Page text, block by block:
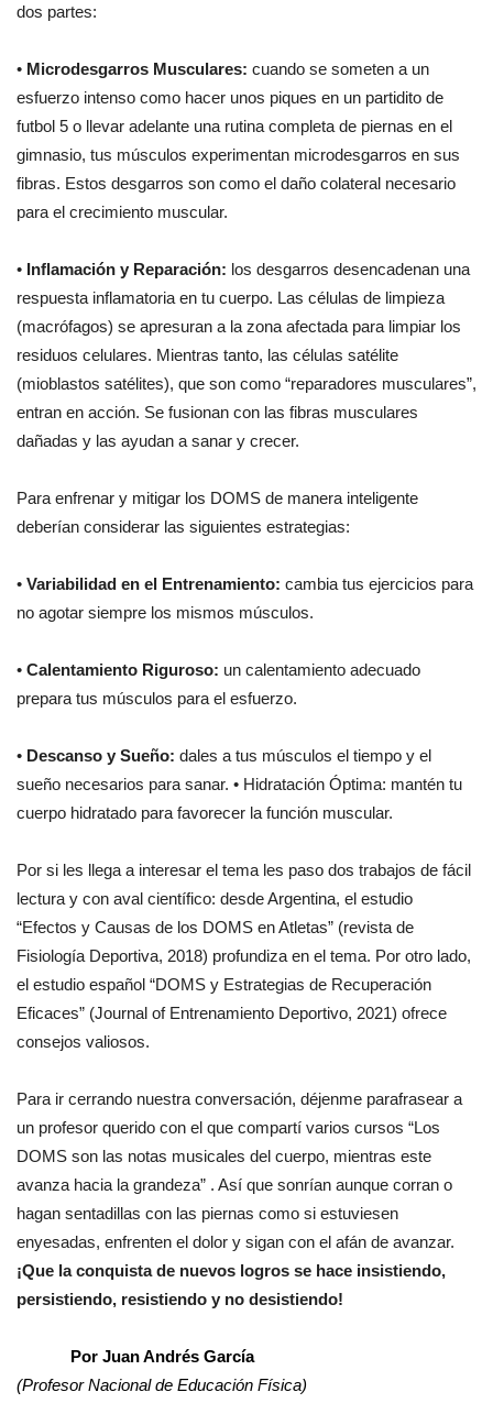
dos partes:
• Microdesgarros Musculares: cuando se someten a un
esfuerzo intenso como hacer unos piques en un partidito de
futbol 5 o llevar adelante una rutina completa de piernas en el
gimnasio, tus músculos experimentan microdesgarros en sus
fibras. Estos desgarros son como el daño colateral necesario
para el crecimiento muscular.
• Inflamación y Reparación: los desgarros desencadenan una
respuesta inflamatoria en tu cuerpo. Las células de limpieza
(macrófagos) se apresuran a la zona afectada para limpiar los
residuos celulares. Mientras tanto, las células satélite
(mioblastos satélites), que son como “reparadores musculares”,
entran en acción. Se fusionan con las fibras musculares
dañadas y las ayudan a sanar y crecer.
Para enfrenar y mitigar los DOMS de manera inteligente
deberían considerar las siguientes estrategias:
• Variabilidad en el Entrenamiento: cambia tus ejercicios para
no agotar siempre los mismos músculos.
• Calentamiento Riguroso: un calentamiento adecuado
prepara tus músculos para el esfuerzo.
• Descanso y Sueño: dales a tus músculos el tiempo y el
sueño necesarios para sanar. • Hidratación Óptima: mantén tu
cuerpo hidratado para favorecer la función muscular.
Por si les llega a interesar el tema les paso dos trabajos de fácil
lectura y con aval científico: desde Argentina, el estudio
“Efectos y Causas de los DOMS en Atletas” (revista de
Fisiología Deportiva, 2018) profundiza en el tema. Por otro lado,
el estudio español “DOMS y Estrategias de Recuperación
Eficaces” (Journal of Entrenamiento Deportivo, 2021) ofrece
consejos valiosos.
Para ir cerrando nuestra conversación, déjenme parafrasear a
un profesor querido con el que compartí varios cursos “Los
DOMS son las notas musicales del cuerpo, mientras este
avanza hacia la grandeza” . Así que sonrían aunque corran o
hagan sentadillas con las piernas como si estuviesen
enyesadas, enfrenten el dolor y sigan con el afán de avanzar.
¡Que la conquista de nuevos logros se hace insistiendo,
persistiendo, resistiendo y no desistiendo!
Por Juan Andrés García
(Profesor Nacional de Educación Física)